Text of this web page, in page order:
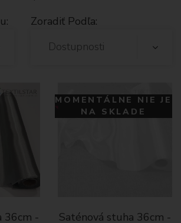
Zoradiť Podľa:
Dostupnosti
36cm -
MOMENTÁLNE NIE JE
NA SKLADE
Saténová stuha 36cm -